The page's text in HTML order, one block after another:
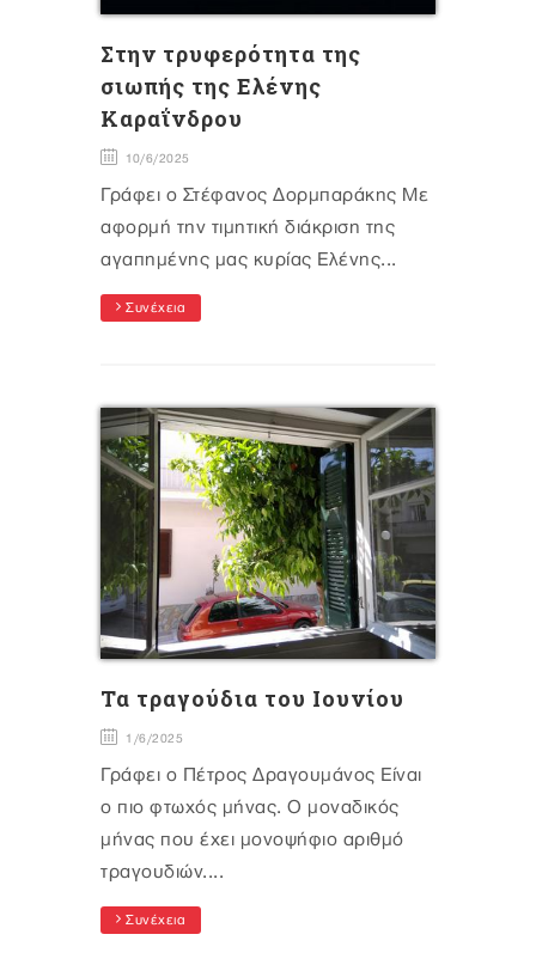
Στην τρυφερότητα της
σιωπής της Ελένης
Καραΐνδρου
10/6/2025
Γράφει ο Στέφανος Δορμπαράκης Με
αφορμή την τιμητική διάκριση της
αγαπημένης μας κυρίας Ελένης...
Συνέχεια
Τα τραγούδια του Ιουνίου
1/6/2025
Γράφει ο Πέτρος Δραγουμάνος Είναι
ο πιο φτωχός μήνας. Ο μοναδικός
μήνας που έχει μονοψήφιο αριθμό
τραγουδιών....
Συνέχεια